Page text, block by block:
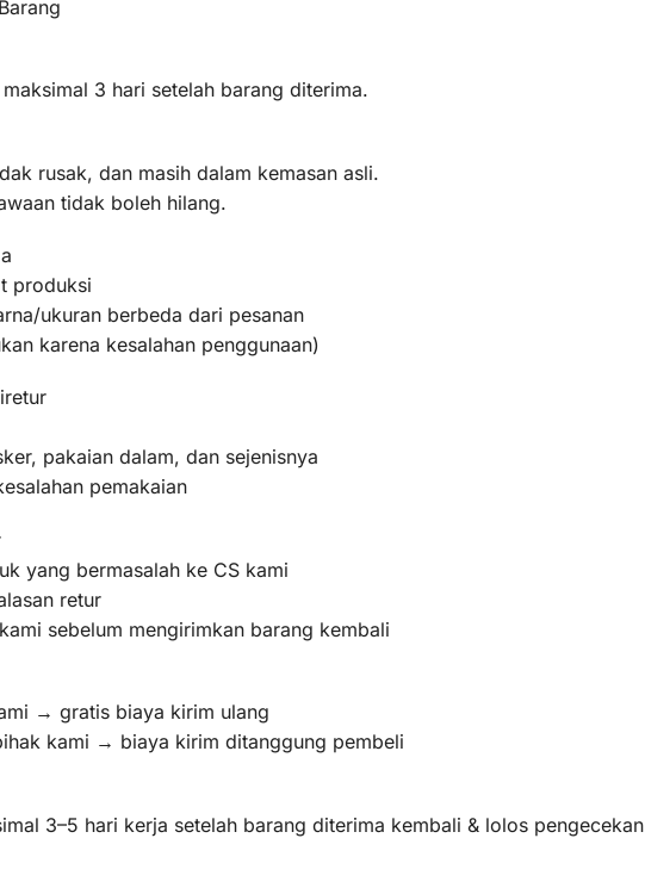
3 hari setelah barang diterima.
rusak, dan masih dalam kemasan asli.
tidak boleh hilang.
produksi
ukuran berbeda dari pesanan
karena kesalahan penggunaan)
pakaian dalam, dan sejenisnya
pemakaian
yang bermasalah ke CS kami
retur
sebelum mengirimkan barang kembali
→ gratis biaya kirim ulang
kami → biaya kirim ditanggung pembeli
3–5 hari kerja setelah barang diterima kembali & lolos pengecekan